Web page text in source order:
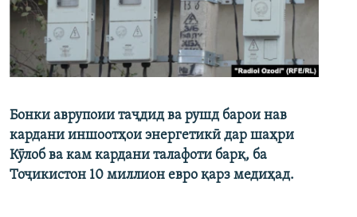
Бонки аврупоии таҷдид ва рушд барои нав
кардани иншоотҳои энергетикӣ дар шаҳри
Кӯлоб ва кам кардани талафоти барқ, ба
Тоҷикистон 10 миллион евро қарз медиҳад.